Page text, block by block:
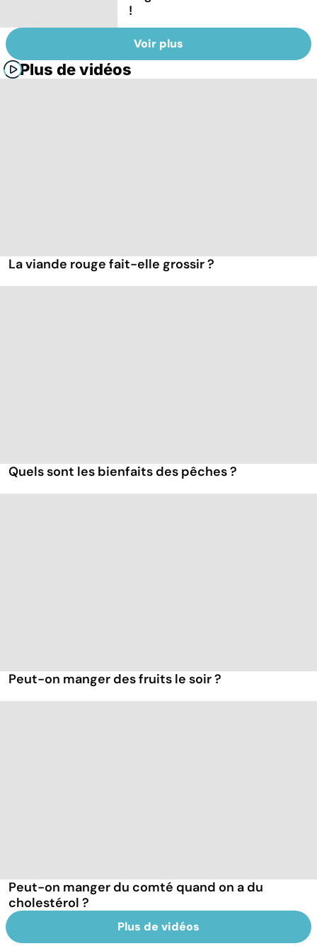
!
Voir plus
Plus de vidéos
La viande rouge fait-elle grossir ?
Quels sont les bienfaits des pêches ?
Peut-on manger des fruits le soir ?
Peut-on manger du comté quand on a du
cholestérol ?
Plus de vidéos